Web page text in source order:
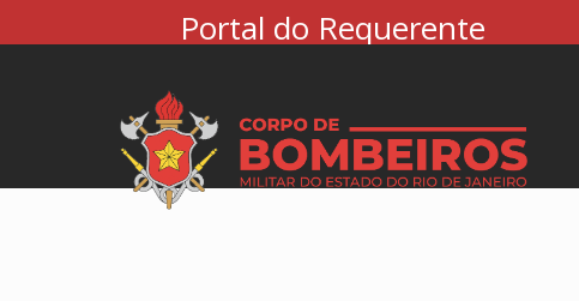
Portal do Requerente